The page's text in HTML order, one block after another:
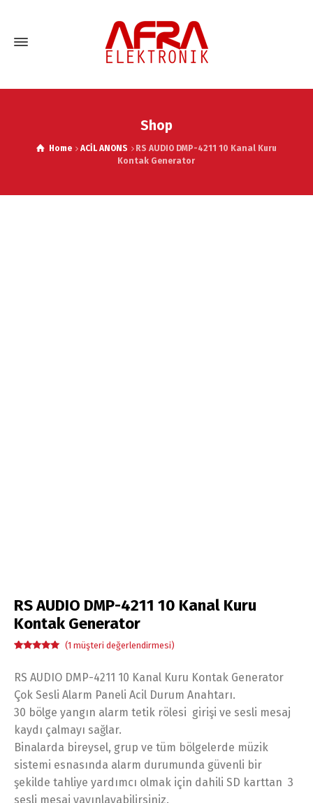
Shop
Home ACİL ANONS
RS AUDIO DMP-4211 10 Kanal Kuru
Kontak Generator
RS AUDIO DMP-4211 10 Kanal Kuru
Kontak Generator
dayanarak 5
üzerinden
5.00puan
aldı
(1 müşteri değerlendirmesi)
RS AUDIO DMP-4211 10 Kanal Kuru Kontak Generator
Çok Sesli Alarm Paneli Acil Durum Anahtarı.
30 bölge yangın alarm tetik rölesi girişi ve sesli mesaj
kaydı çalmayı sağlar.
Binalarda bireysel, grup ve tüm bölgelerde müzik
sistemi esnasında alarm durumunda güvenli bir
şekilde tahliye yardımcı olmak için dahili SD karttan 3
sesli mesaj yayınlayabilirsiniz.